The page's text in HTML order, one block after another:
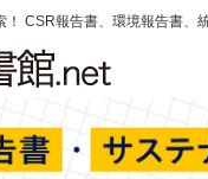
CSR報告書、環境報告書、